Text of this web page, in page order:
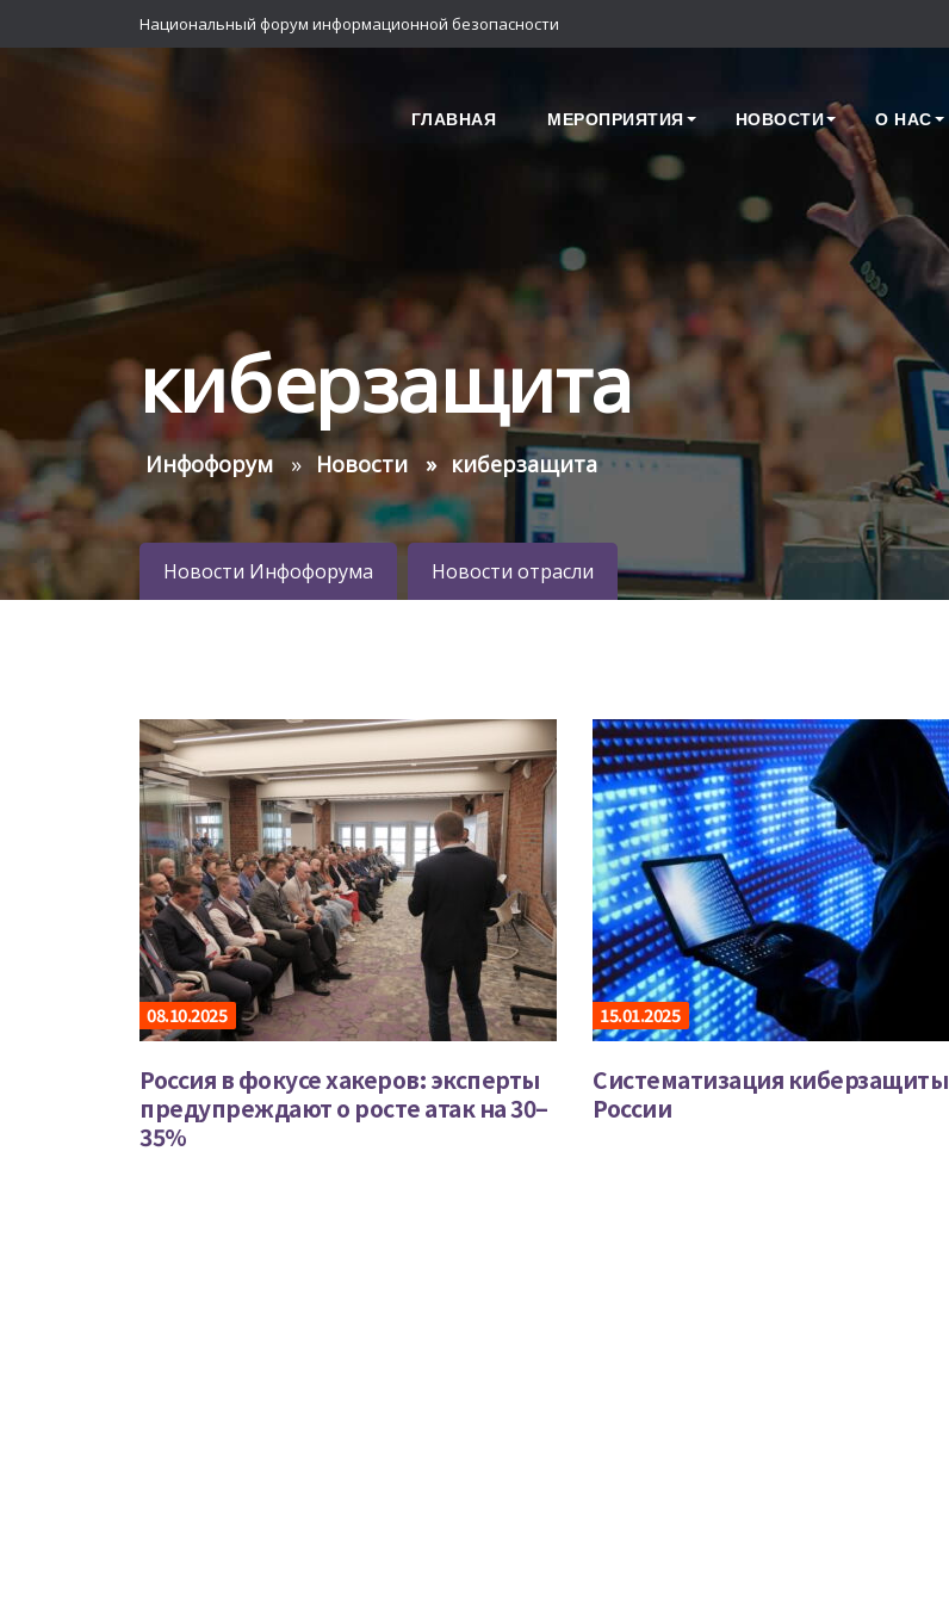
Национальный форум информационной безопасности
ГЛАВНАЯ МЕРОПРИЯТИЯ НОВОСТИ О НАС
киберзащита
Инфофорум Новости киберзащита
Новости Инфофорума Новости отрасли
08.10.2025
Россия в фокусе хакеров: эксперты
предупреждают о росте атак на 30–
35%
15.01.2025
Систематизация киберзащиты
России